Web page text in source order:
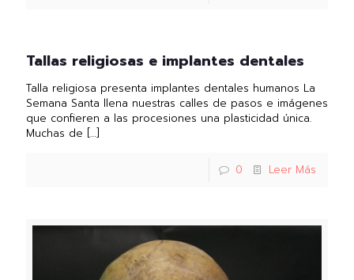
Tallas religiosas e implantes dentales
Talla religiosa presenta implantes dentales humanos La
Semana Santa llena nuestras calles de pasos e imágenes
que confieren a las procesiones una plasticidad única.
Muchas de […]
0 Leer Más